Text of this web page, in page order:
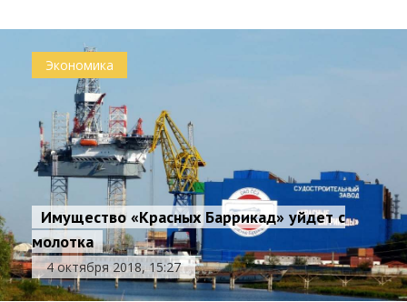
Экономика
Имущество «Красных Баррикад» уйдет с
молотка
4 октября 2018, 15:27